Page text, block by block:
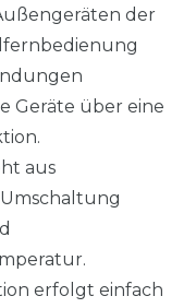
der
Geräte über eine
aus
erfolgt einfach